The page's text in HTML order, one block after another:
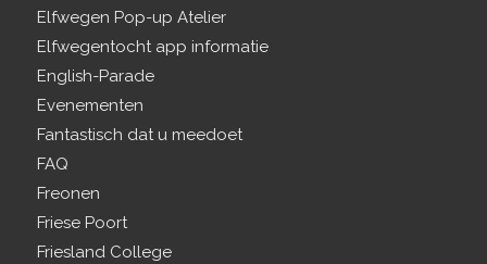
Elfwegen Pop-up Atelier
Elfwegentocht app informatie
English-Parade
Evenementen
Fantastisch dat u meedoet
FAQ
Freonen
Friese Poort
Friesland College